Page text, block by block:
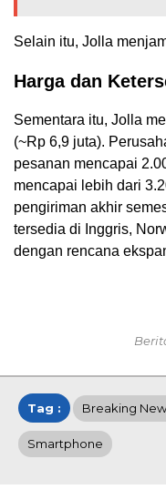
Selain itu, Jolla
Harga dan
Sementara itu, Jolla
(~Rp 6,9 juta).
pesanan mencapai
mencapai lebih dari
pengiriman akhir
tersedia di Inggris,
dengan rencana
Tag : Breaking
Smartphone